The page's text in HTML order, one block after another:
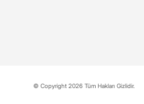
© Copyright 2026 Tüm Hakları Gizlidir.